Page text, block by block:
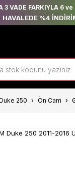
3 VADE FARKIYLA 6
HAVALEDE %4
250 Ön Cam